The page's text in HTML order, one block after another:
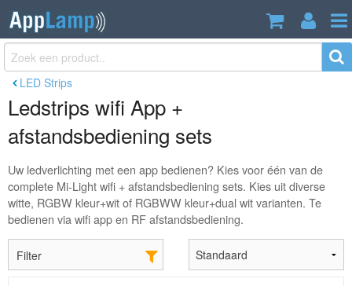
LED Strips
Ledstrips wifi App +
afstandsbediening sets
Uw ledverlichting met een app bedienen? Kies voor één van de
complete Mi-Light wifi + afstandsbediening sets. Kies uit diverse
witte, RGBW kleur+wit of RGBWW kleur+dual wit varianten. Te
bedienen via wifi app en RF afstandsbediening.
Filter